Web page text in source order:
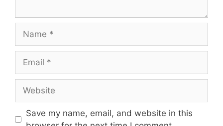
Save my name, email, and website in this